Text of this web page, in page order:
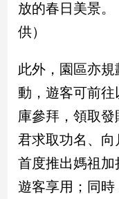
影
專
區
合
作
媒
體
放的春日美景
供）
此外，園區亦
動，遊客可前
庫參拜，領取
君求取功名、
首度推出媽祖
遊客享用；同